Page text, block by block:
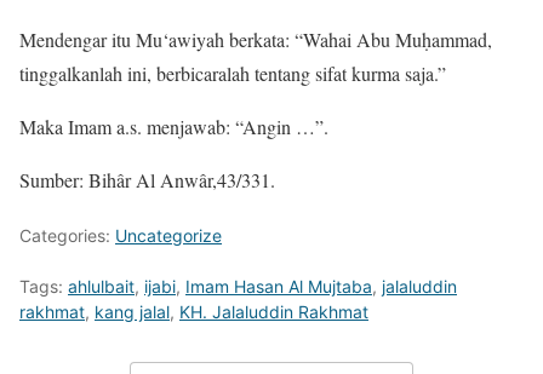
Mendengar itu Mu‘awiyah berkata: “Wahai Abu Muḥammad,
tinggalkanlah ini, berbicaralah tentang sifat kurma saja.”
Maka Imam a.s. menjawab: “Angin …”.
Sumber: Bihâr Al Anwâr,43/331.
Categories: Uncategorize
Tags: ahlulbait, ijabi, Imam Hasan Al Mujtaba, jalaluddin
rakhmat, kang jalal, KH. Jalaluddin Rakhmat